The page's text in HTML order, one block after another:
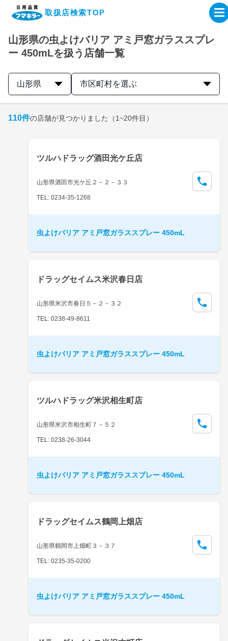
取扱店検索TOP
企業・IR情報サイト
製品情報サイト
取扱店検索はこちら
山形県の虫よけバリア アミ戸窓ガラススプレ
ー 450mLを扱う店舗一覧
山形県 市区町村を選ぶ
110件の店舗が見つかりました （1~20件目）
ツルハドラッグ酒田光ケ丘店
山形県酒田市光ケ丘２－２－３３
TEL: 0234-35-1268
虫よけバリア アミ戸窓ガラススプレー 450mL
ドラッグセイムス米沢春日店
山形県米沢市春日５－２－３２
TEL: 0238-49-8611
虫よけバリア アミ戸窓ガラススプレー 450mL
ツルハドラッグ米沢相生町店
山形県米沢市相生町７－５２
TEL: 0238-26-3044
虫よけバリア アミ戸窓ガラススプレー 450mL
ドラッグセイムス鶴岡上畑店
山形県鶴岡市上畑町３－３７
TEL: 0235-35-0200
虫よけバリア アミ戸窓ガラススプレー 450mL